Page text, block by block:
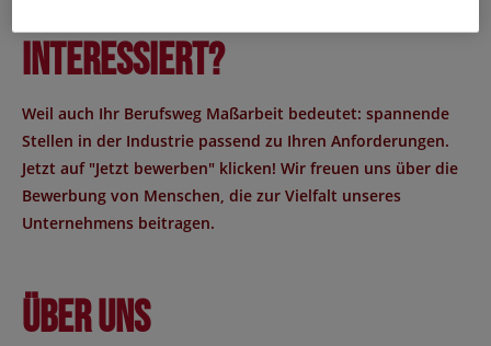
Interessiert?
Weil auch Ihr Berufsweg Maßarbeit bedeutet: spannende
Stellen in der Industrie passend zu Ihren Anforderungen.
Jetzt auf "Jetzt bewerben" klicken! Wir freuen uns über die
Bewerbung von Menschen, die zur Vielfalt unseres
Unternehmens beitragen.
Über uns